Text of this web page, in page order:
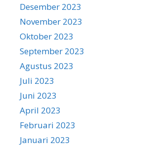
Desember 2023
November 2023
Oktober 2023
September 2023
Agustus 2023
Juli 2023
Juni 2023
April 2023
Februari 2023
Januari 2023